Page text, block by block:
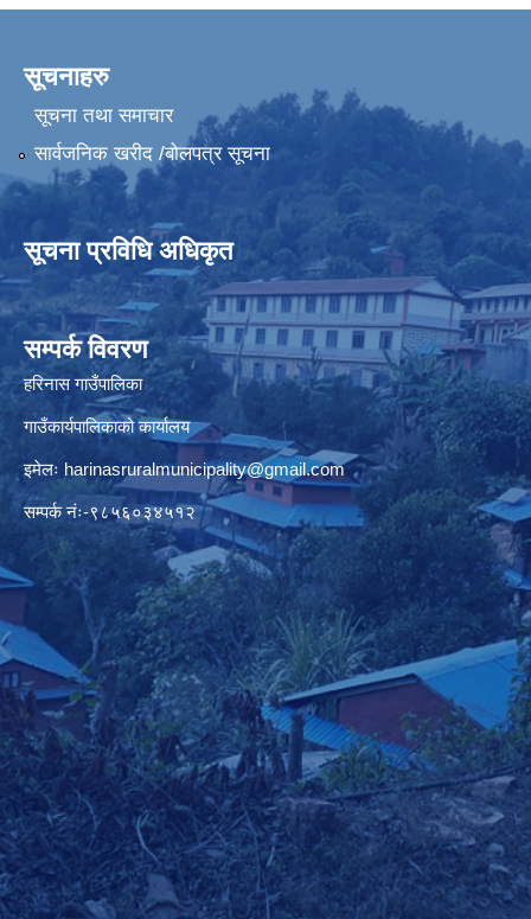
सूचनाहरु
सूचना तथा समाचार
सार्वजनिक खरीद /बोलपत्र सूचना
सूचना प्रविधि अधिकृत
सम्पर्क विवरण
हरिनास गाउँपालिका
गाउँकार्यपालिकाको कार्यालय
इमेलः harinasruralmunicipality@gmail.com
सम्पर्क नंः-९८५६०३४५१२